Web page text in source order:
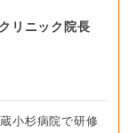
リニック院長
小杉病院で研修